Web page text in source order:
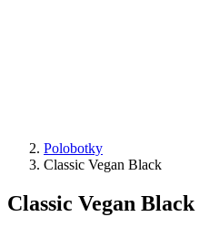
Polobotky
Classic Vegan Black
Classic Vegan Black